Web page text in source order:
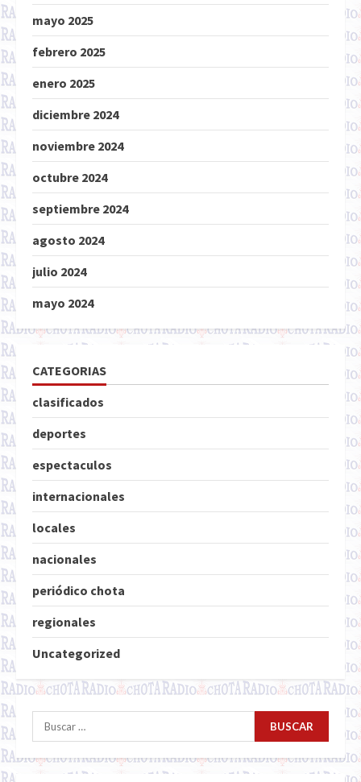
mayo 2025
febrero 2025
enero 2025
diciembre 2024
noviembre 2024
octubre 2024
septiembre 2024
agosto 2024
julio 2024
mayo 2024
CATEGORIAS
clasificados
deportes
espectaculos
internacionales
locales
nacionales
periódico chota
regionales
Uncategorized
Buscar: